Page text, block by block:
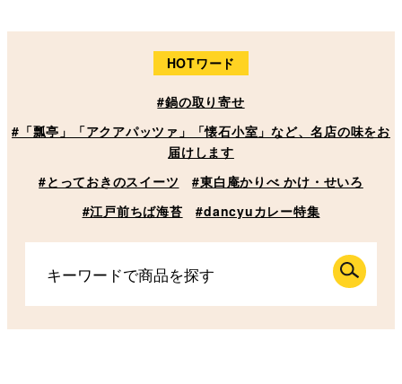
HOTワード
#鍋の取り寄せ
#「瓢亭」「アクアパッツァ」「懐石小室」など、名店の味をお
届けします
#とっておきのスイーツ
#東白庵かりべ かけ・せいろ
#江戸前ちば海苔
#dancyuカレー特集